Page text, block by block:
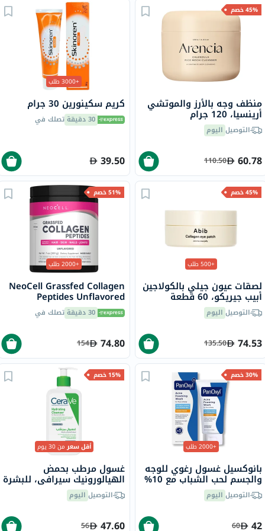
45% خصم
منظف وجه بالأرز والموتشي
أرينسيا، 120 جرام
التوصيل اليوم
60.78
110.50
+3000 طلب
كريم سكينورين 30 جرام
30 دقيقة تصلك في
39.50
45% خصم
+500 طلب
لصقات عيون جيلي بالكولاجين
أبيب جيريكو، 60 قطعة
التوصيل اليوم
74.53
135.50
51% خصم
+2000 طلب
NeoCell Grassfed Collagen
Peptides Unflavored
Powder 200g
30 دقيقة تصلك في
74.80
154
30% خصم
+2000 طلب
بانوكسيل غسول رغوي للوجه
والجسم لحب الشباب مع 10%
بيروكسيد البنزويل 156 جرام
التوصيل اليوم
42
60
15% خصم
أقل سعرمن 30 يوم
غسول مرطب بحمض
الهيالورونيك سيرافي، للبشرة
العادية إلى الجافة، 236 مل
التوصيل اليوم
47.60
56